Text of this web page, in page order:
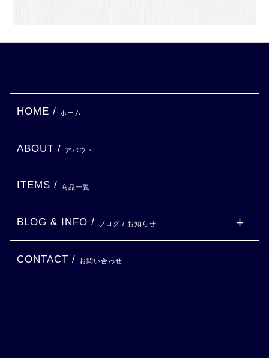
HOME / ホーム
ABOUT / アバウト
ITEMS / 商品一覧
BLOG & INFO / ブログ / お知らせ
CONTACT / お問い合わせ